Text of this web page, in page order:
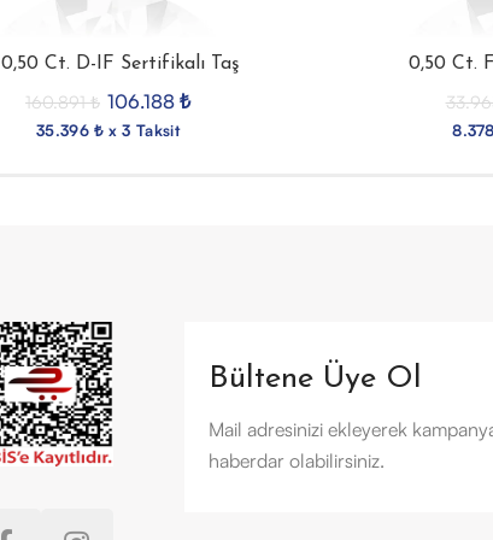
0,50 Ct. D-IF Sertifikalı Taş
160.891₺ 106.188 ₺
35.396 ₺ x 3 Taksit
0,50 Ct.
Bültene Üye Ol
Mail adresinizi ekleyerek
haberdar olabilirsiniz.